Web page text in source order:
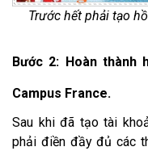
Trước hết phải tạo
Bước 2: Hoàn thành
Campus France.
Sau khi đã tạo tài
phải điền đầy đủ các